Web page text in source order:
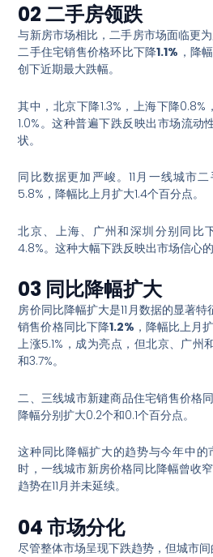
02 二手房领跌
与新房市场相比，二手房市场面临更
二手住宅销售价格环比下降1.1% ，降
创下近期最大跌幅。
其中，北京下降1.3%，上海下降0.8%
1.0%。这种普遍下跌反映出市场流动
状。
同比数据更加严峻。11月一线城市
5.8%，降幅比上月扩大1.4个百分点。
北京、上海、广州和深圳分别同比
4.8%。这种大幅下跌反映出市场信心的
03 同比降幅扩大
房价同比降幅扩大是11月数据的显著
销售价格同比下降1.2% ，降幅比上月
上涨5.1%，成为亮点，但北京、广州
和3.7%。
二、三线城市新建商品住宅销售价格
降幅分别扩大0.2个和0.1个百分点。
这种同比降幅扩大的趋势与今年中
时，一线城市新房价格同比降幅曾收
趋势在11月并未延续。
04 市场分化
尽管整体市场呈现下跌趋势，但城市间